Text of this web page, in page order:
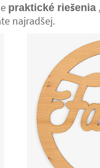
praktické riešenia
najradšej.